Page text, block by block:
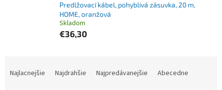
Predlžovací kábel, pohyblivá zásuvka, 20 m,
HOME, oranžová
Skladom
€36,30
Najlacnejšie Najdrahšie Najpredávanejšie Abecedne